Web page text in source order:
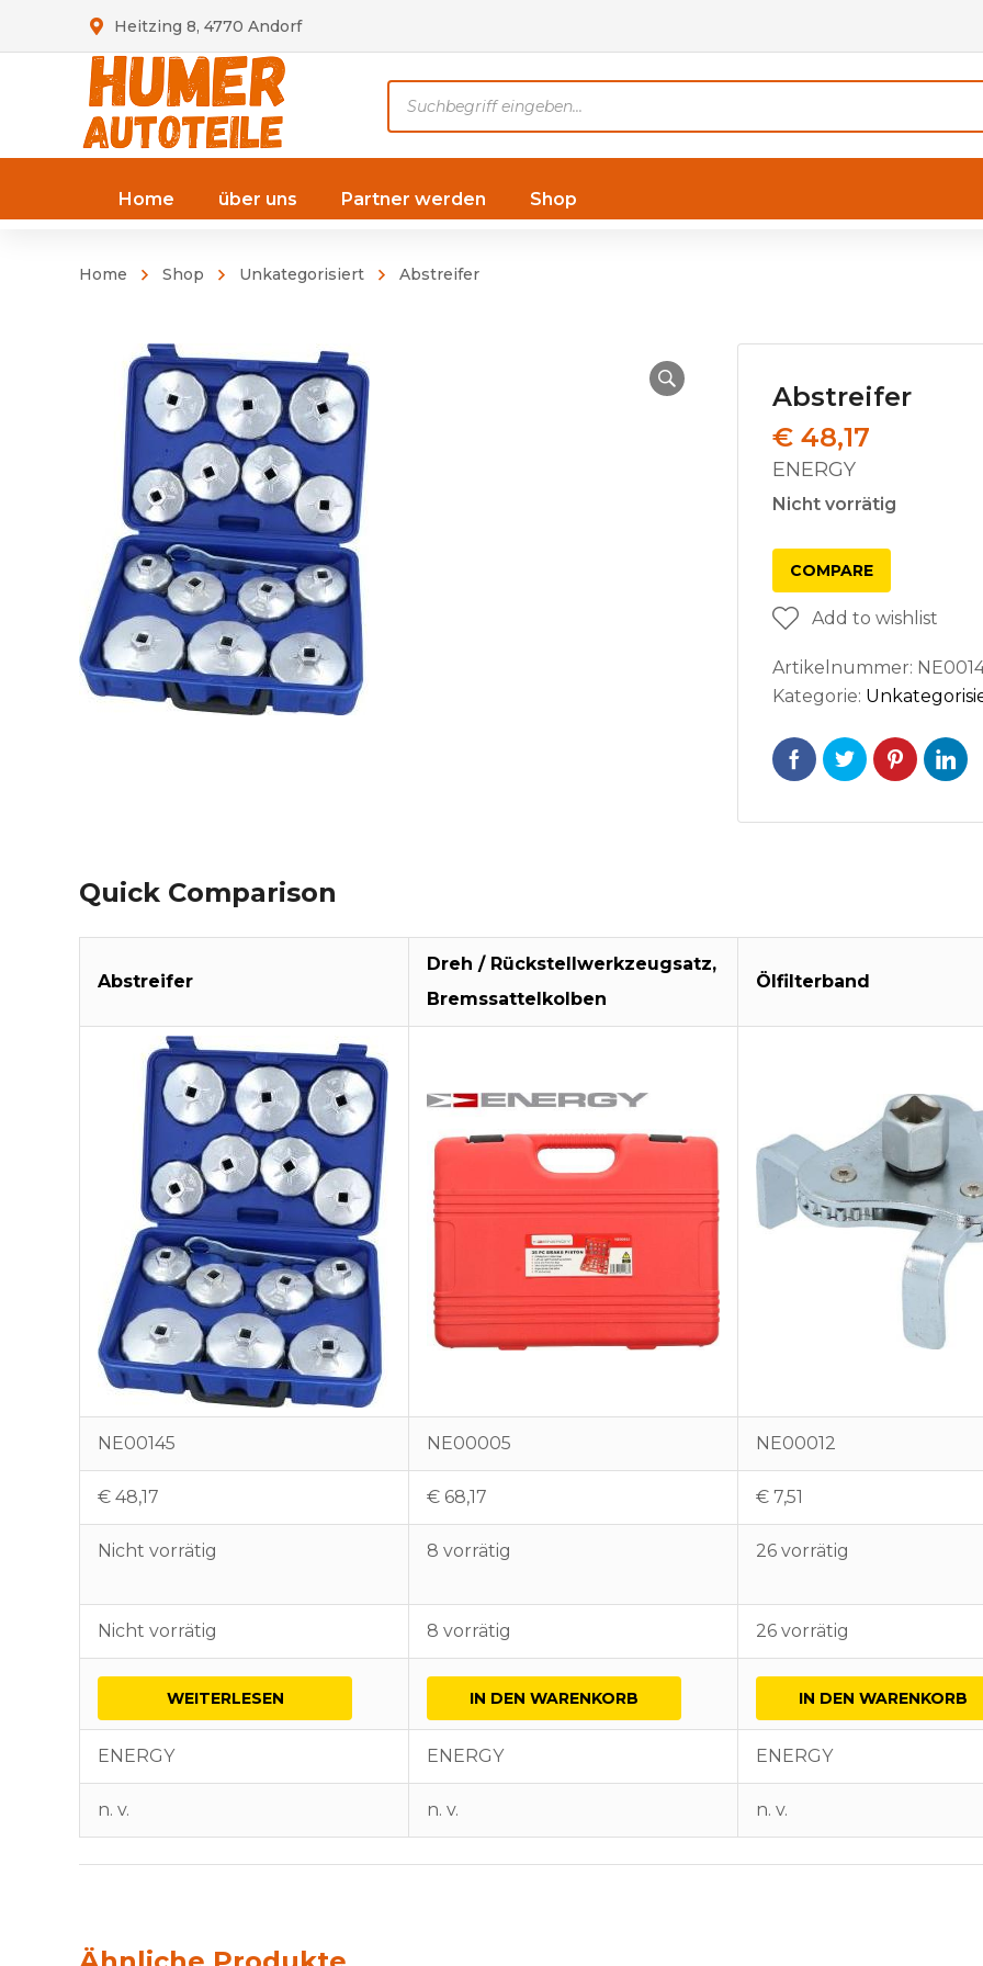
Heitzing 8, 4770 Andorf
search
Home über uns Partner werden Shop
Home Shop Unkategorisiert Abstreifer
Abstreifer
€ 48,17
ENERGY
Nicht vorrätig
COMPARE
Add to wishlist
Artikelnummer:
Kategorie:
Quick Comparison
Abstreifer
Dreh / Rückstellwerkzeugsatz,
Bremssattelkolben
Ölfilterband
NE00145 NE00005 NE00012
€ 48,17 € 68,17 € 7,51
Nicht vorrätig 8 vorrätig 26 vorrätig
Nicht vorrätig 8 vorrätig 26 vorrätig
WEITERLESEN IN DEN WARENKORB IN DEN WARENKORB
ENERGY ENERGY ENERGY
n. v. n. v. n. v.